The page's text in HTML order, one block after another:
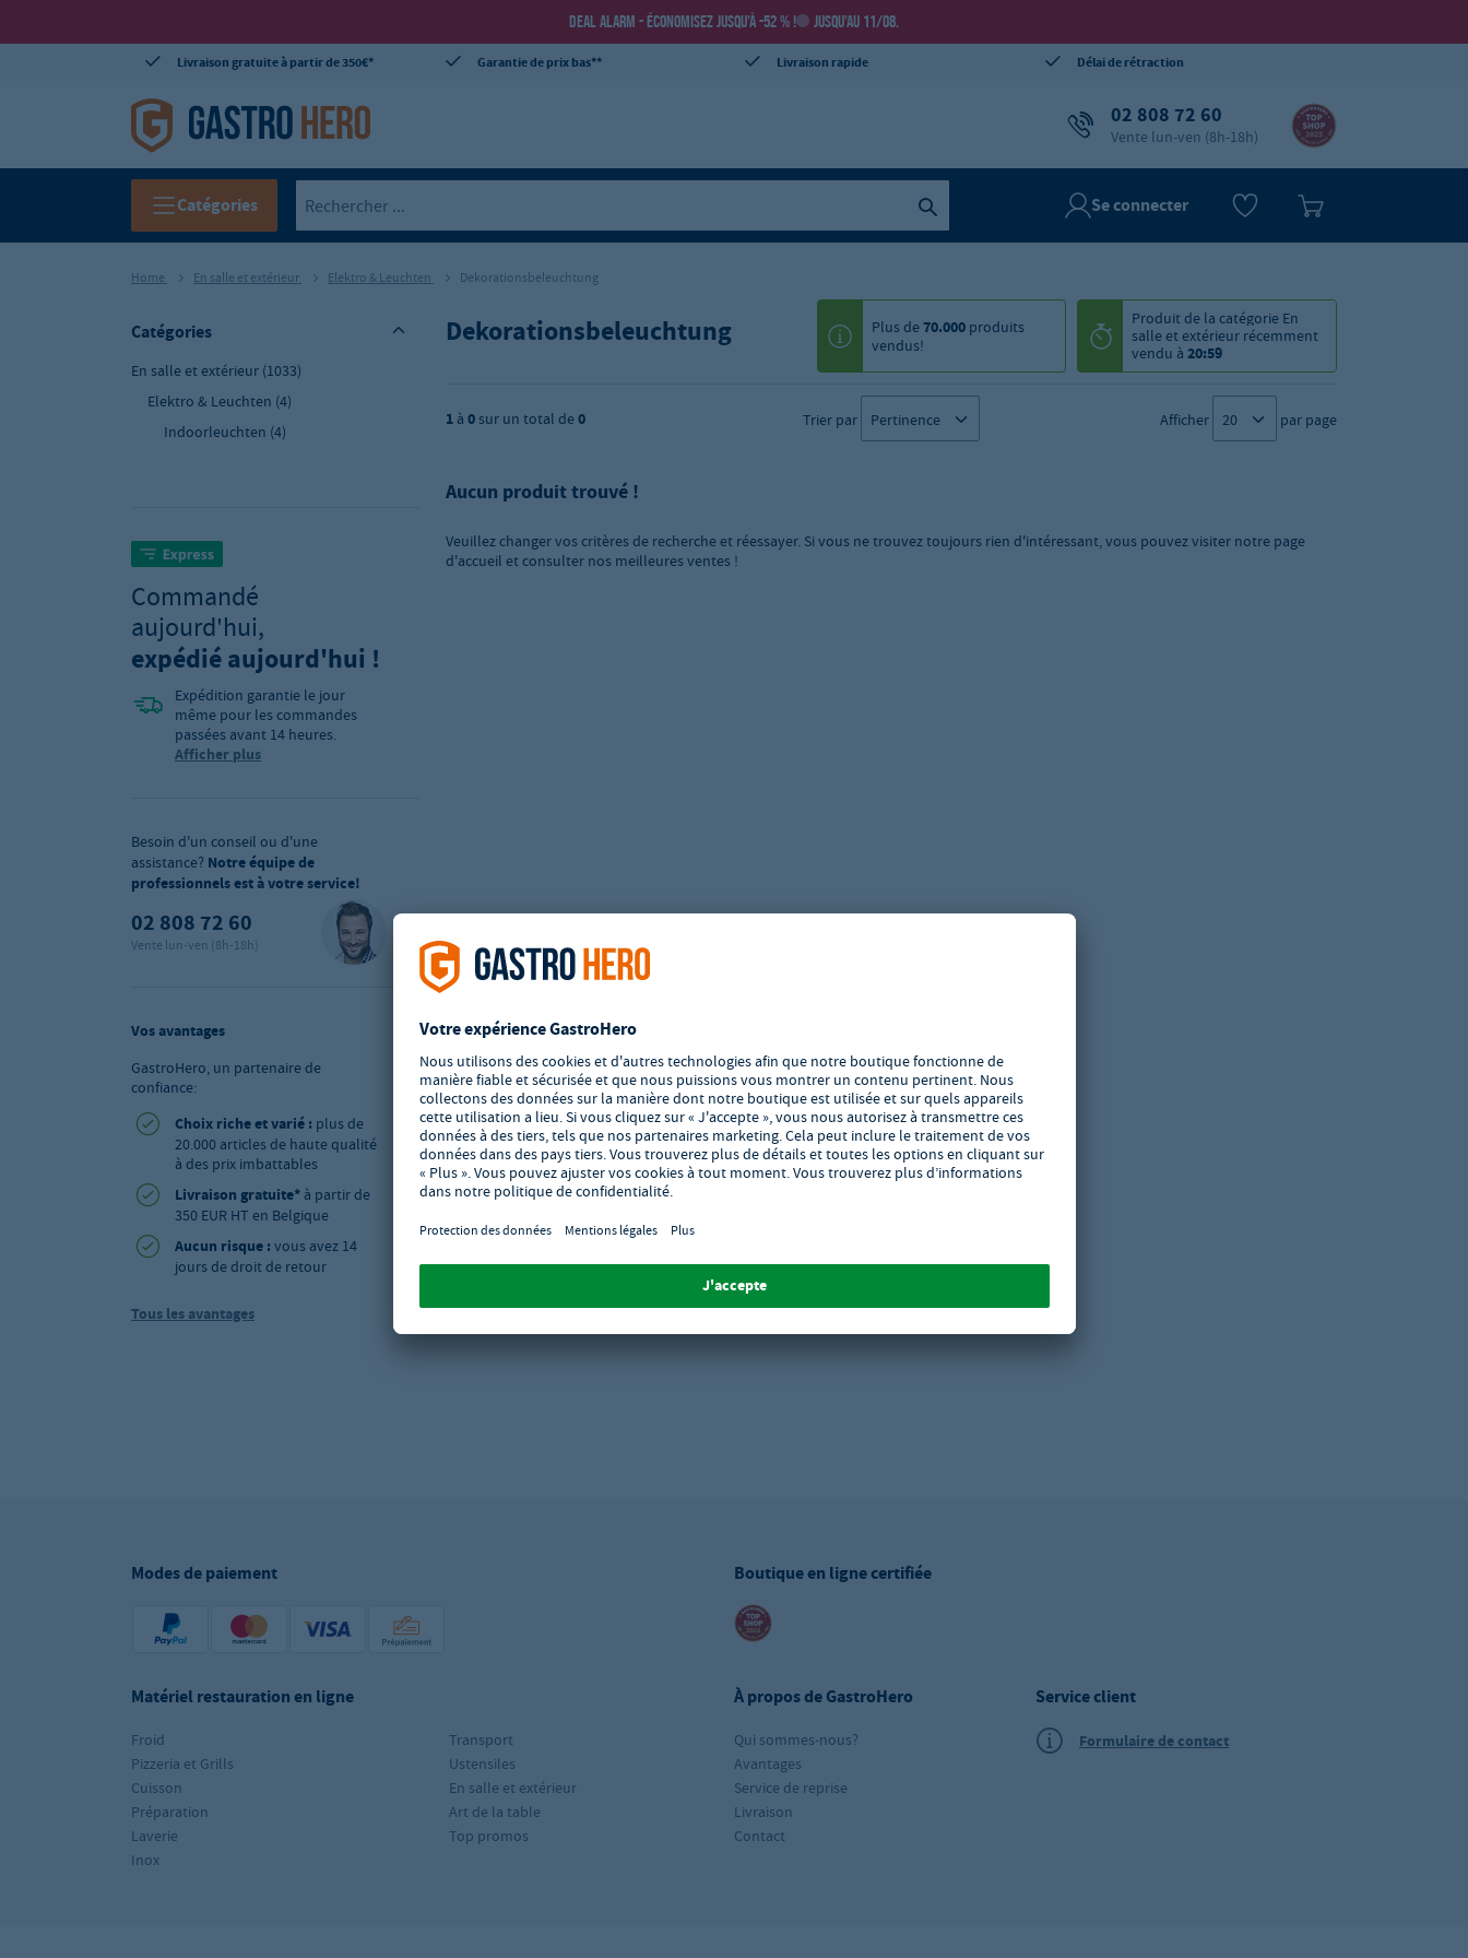
DEAL ALARM - ÉCONOMISEZ JUSQU’À -52 % ! JUSQU’AU 11/08.
Livraison gratuite à partir de 350€* Garantie de prix bas** Livraison rapide Délai de rétraction
02 808 72 60
Vente lun-ven (8h-18h)
Catégories Se connecter
Home En salle et extérieur Elektro & Leuchten Dekorationsbeleuchtung
Catégories
En salle et extérieur (1033)
Elektro & Leuchten (4)
Indoorleuchten (4)
Commandé
aujourd'hui,
expédié aujourd'hui !
Expédition garantie le jour
même pour les commandes
passées avant 14 heures.
Afficher plus
Besoin d'un conseil ou d'une
assistance? Notre équipe de
professionnels est à votre service!
02 808 72 60
Vente lun-ven (8h-18h)
Vos avantages
GastroHero, un partenaire de
confiance:
Choix riche et varié : plus de
20.000 articles de haute qualité
à des prix imbattables
Livraison gratuite* à partir de
350 EUR HT en Belgique
Aucun risque :vous avez 14
jours de droit de retour
Tous les avantages
Dekorationsbeleuchtung Plus de70.000produits
vendus!
Produit de la catégorie En
salle et extérieur récemment
vendu à20:59
1 à 0 sur un total de0 Trier par Afficher par page
Aucun produit trouvé !
Veuillez changer vos critères de recherche et réessayer. Si vous ne trouvez toujours rien d'intéressant, vous pouvez visiter notre page
d'accueil et consulter nos meilleures ventes !
Modes de paiement Boutique en ligne certifiée
Matériel restauration en ligne
Froid
Pizzeria et Grills
Cuisson
Préparation
Laverie
Inox
Transport
Ustensiles
En salle et extérieur
Art de la table
Top promos
À propos de GastroHero
Qui sommes-nous?
Avantages
Service de reprise
Livraison
Contact
Service client
Formulaire de contact